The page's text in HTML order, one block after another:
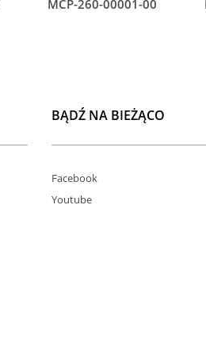
MCP-260-00001-00
BĄDŹ NA BIEŻĄCO
Facebook
Youtube